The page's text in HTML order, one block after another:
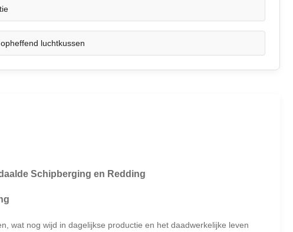
luchtkussen
Schipberging en Redding
wat nog wijd in dagelijkse productie en het daadwerkelijke leven